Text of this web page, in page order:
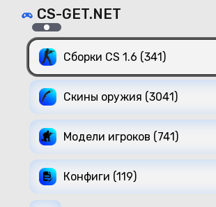
CS-GET.NET
Сборки CS 1.6 (341)
Скины оружия (3041)
Модели игроков (741)
Конфиги (119)